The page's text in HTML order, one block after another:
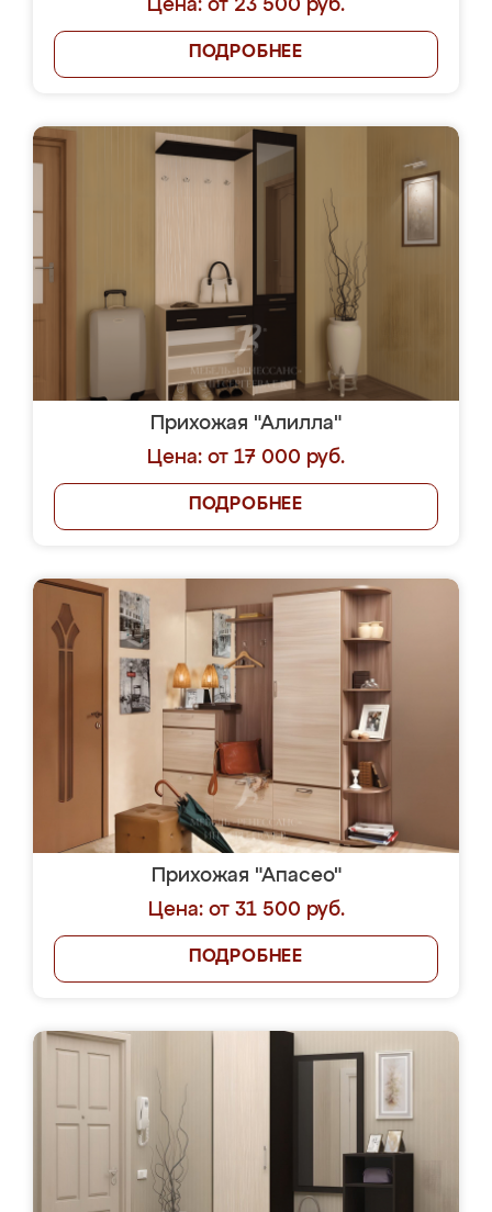
Цена: от 23 500 руб.
ПОДРОБНЕЕ
Прихожая "Алилла"
Цена: от 17 000 руб.
ПОДРОБНЕЕ
Прихожая "Апасео"
Цена: от 31 500 руб.
ПОДРОБНЕЕ